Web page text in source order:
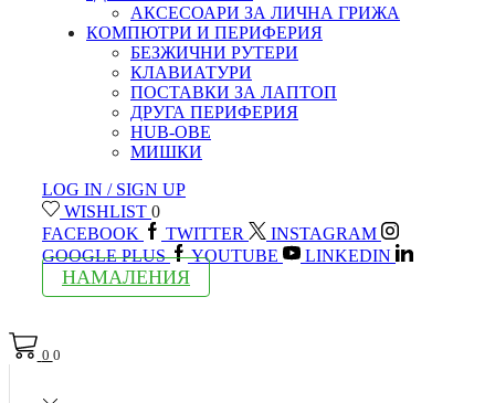
АКСЕСОАРИ ЗА ЛИЧНА ГРИЖА
КОМПЮТРИ И ПЕРИФЕРИЯ
БЕЗЖИЧНИ РУТЕРИ
КЛАВИАТУРИ
ПОСТАВКИ ЗА ЛАПТОП
ДРУГА ПЕРИФЕРИЯ
HUB-ОВЕ
МИШКИ
LOG IN / SIGN UP
WISHLIST 0
FACEBOOK
TWITTER
INSTAGRAM
GOOGLE PLUS
YOUTUBE LINKEDIN
НАМАЛЕНИЯ
0 0